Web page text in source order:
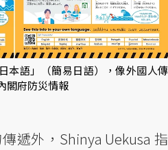
本語」（簡易日語），像外國人傳
閣府防災情報
遞外，Shinya Uekusa 指